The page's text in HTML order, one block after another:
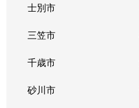
士別市
三笠市
千歳市
砂川市